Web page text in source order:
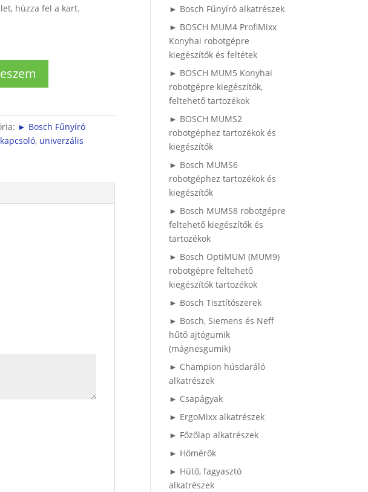
húzza fel a kart.
► Bosch Fűnyíró
kapcsoló, univerzális
► Bosch Fűnyíró alkatrészek
► BOSCH MUM4 ProfiMixx
Konyhai robotgépre
kiegészítők és feltétek
► BOSCH MUM5 Konyhai
robotgépre kiegészítők,
feltehető tartozékok
► BOSCH MUMS2
robotgéphez tartozékok és
kiegészítők
► Bosch MUMS6
robotgéphez tartozékok és
kiegészítők
► Bosch MUMS8 robotgépre
feltehető kiegészítők és
tartozékok
► Bosch OptiMUM (MUM9)
robotgépre feltehető
kiegészítők tartozékok
► Bosch Tisztítószerek
► Bosch, Siemens és Neff
hűtő ajtógumik
(mágnesgumik)
► Champion húsdaráló
alkatrészek
► Csapágyak
► ErgoMixx alkatrészek
► Főzőlap alkatrészek
► Hőmérők
► Hűtő, fagyasztó
alkatrészek